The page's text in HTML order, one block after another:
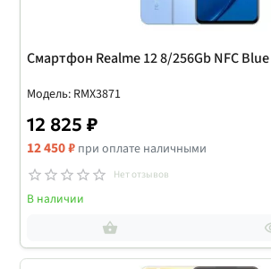
Смартфон Realme 12 8/256Gb NFC Blue
Модель: RMX3871
12 825 ₽
12 450 ₽ при оплате наличными
Нет отзывов
В наличии